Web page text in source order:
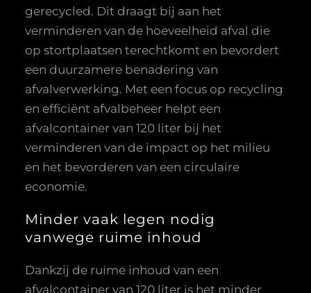
gerecycled. Dit draagt bij aan het
verminderen van de hoeveelheid afval die
op stortplaatsen terechtkomt en bevordert
een duurzamere benadering van
afvalverwerking. Met een focus op recycling
en efficiënt afvalbeheer helpt een
afvalcontainer van 120 liter bij het
verminderen van de impact op het milieu
en het bevorderen van een circulaire
economie.
Minder vaak legen nodig
vanwege ruime inhoud
Dankzij de ruime inhoud van een
afvalcontainer van 120 liter is het minder